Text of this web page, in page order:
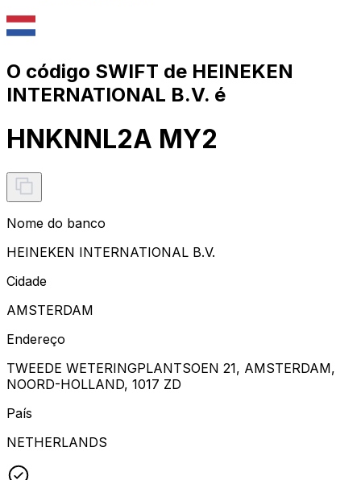
O código SWIFT de HEINEKEN
INTERNATIONAL B.V. é
HNKNNL2A MY2
Nome do banco
HEINEKEN INTERNATIONAL B.V.
Cidade
AMSTERDAM
Endereço
TWEEDE WETERINGPLANTSOEN 21, AMSTERDAM,
NOORD-HOLLAND, 1017 ZD
País
NETHERLANDS